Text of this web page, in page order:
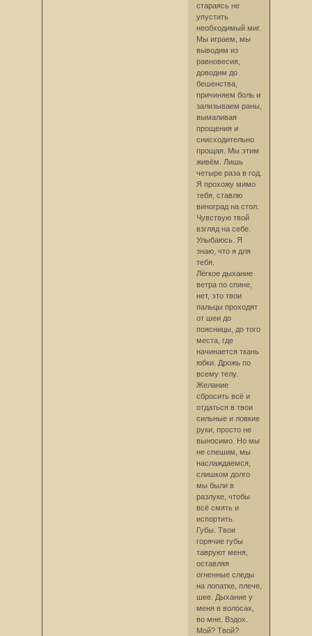
стараясь не
упустить
необходимый миг.
Мы играем, мы
выводим из
равновесия,
доводим до
бешенства,
причиняем боль и
зализываем раны,
вымаливая
прощения и
снисходительно
прощая. Мы этим
живём. Лишь
четыре раза в год.
Я прохожу мимо
тебя, ставлю
виноград на стол.
Чувствую твой
взгляд на себе.
Улыбаюсь. Я
знаю, что я для
тебя.
Лёгкое дыхание
ветра по спине,
нет, это твои
пальцы проходят
от шеи до
поясницы, до того
места, где
начинается ткань
юбки. Дрожь по
всему телу.
Желание
сбросить всё и
отдаться в твои
сильные и ловкие
руки, просто не
выносимо. Но мы
не спешим, мы
наслаждаемся,
слишком долго
мы были в
разлуке, чтобы
всё смять и
испортить.
Губы. Твои
горячие губы
тавруют меня,
оставляя
огненные следы
на лопатке, плече,
шее. Дыхание у
меня в волосах,
во мне. Вздох.
Мой? Твой?